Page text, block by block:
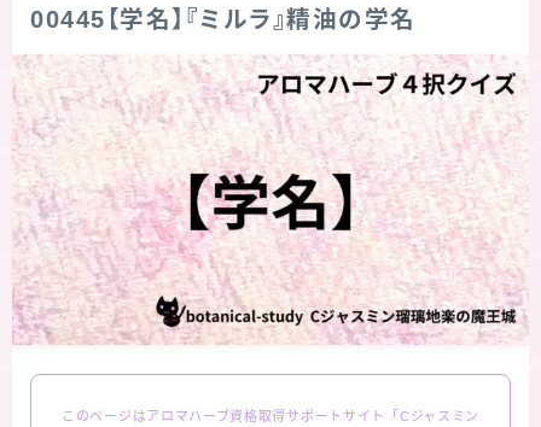
お問い合わせ
サイトマップ
00445【学名】『ミルラ』精油の学名
このページはアロマハーブ資格取得サポートサイト「Cジャスミン